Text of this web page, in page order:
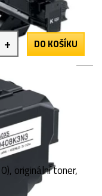
+ DO KOŠÍKU
originální toner,